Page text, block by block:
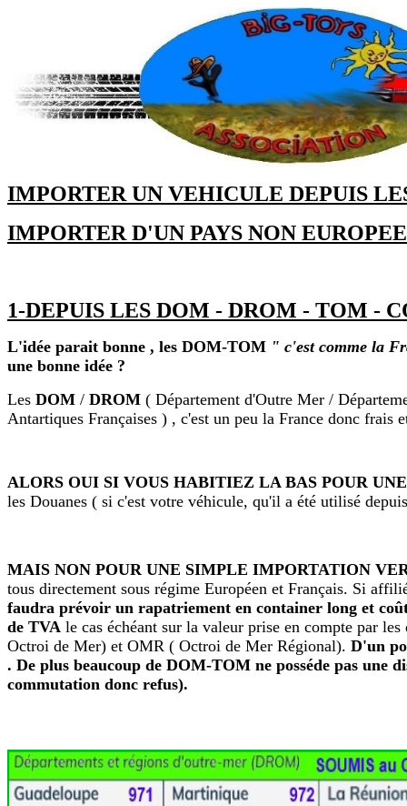
IMPORTER UN VEHICULE DEPUIS
IMPORTER D'UN PAYS NON
1-DEPUIS LES DOM - DROM - TOM -
L'idée parait bonne , les DOM-TOM " c'est comme la
une bonne idée ?
Les DOM / DROM ( Département d'Outre Mer /
Antartiques Françaises ) , c'est un peu la France donc frais
ALORS OUI SI VOUS HABITIEZ LA BAS POUR
les Douanes ( si c'est votre véhicule, qu'il a été utilisé
MAIS NON POUR UNE SIMPLE IMPORTATION
tous directement sous régime Européen et Français. Si
faudra prévoir un rapatriement en container long et
de TVA le cas échéant sur la valeur prise en compte par
Octroi de Mer) et OMR ( Octroi de Mer Régional). D'un
. De plus beaucoup de DOM-TOM ne posséde pas une
commutation donc refus).